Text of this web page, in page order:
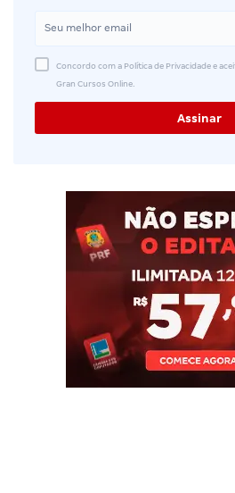
Concordo com a Política de Privacidade e
Gran Cursos Online.